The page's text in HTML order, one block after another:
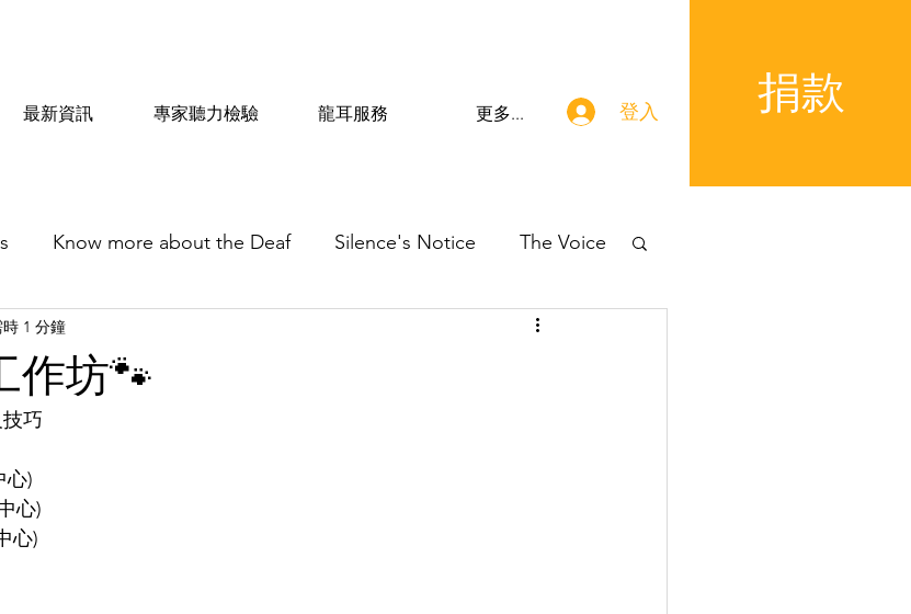
最新資訊 專家聽力檢驗 龍耳服務 更多... 登入 捐款
Know more about the Deaf Silence's Notice The Voice
作坊🐾
1 分鐘
巧
心)
心)
心)